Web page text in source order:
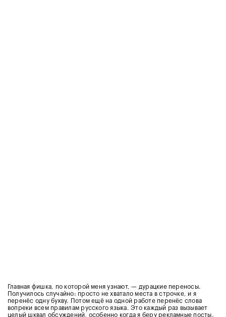
Главная фишка, по которой меня узнают, — дурацкие переносы.
Получилось случайно: просто не хватало места в строчке, и я
перенёс одну букву. Потом ещё на одной работе перенёс слова
вопреки всем правилам русского языка. Это каждый раз вызывает
целый шквал обсуждений, особенно когда я беру рекламные посты.